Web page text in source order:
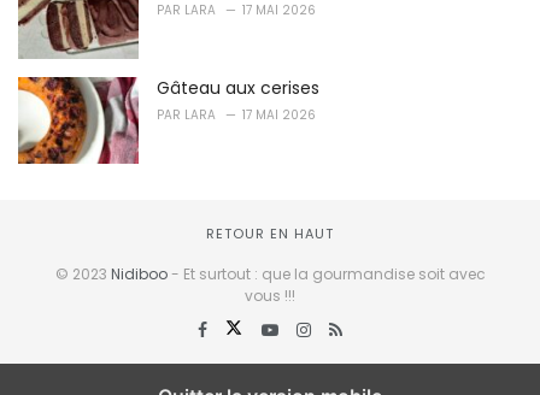
PAR LARA 17 MAI 2026
Gâteau aux cerises
PAR LARA 17 MAI 2026
RETOUR EN HAUT
© 2023 Nidiboo- Et surtout : que la gourmandise soit avec
vous !!!